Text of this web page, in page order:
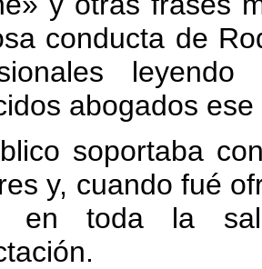
conducta de
abogados
soportaba
y, cuando fué
en toda la